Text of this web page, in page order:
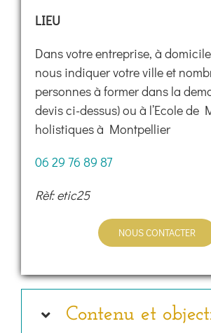
Contenu et
LIEU
Dans votre entreprise, à
nous indiquer votre ville et
personnes à former dans la
devis ci-dessus) ou à l’Ecole de
holistiques à Montpellier
06 29 76 89 87
Rèf: etic25
NOUS CONTACTER